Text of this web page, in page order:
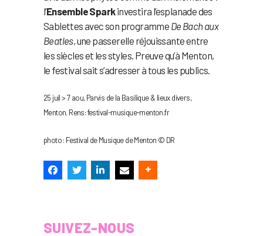
l’Ensemble Sparkinvestira l’esplanade des
Sablettes avec son programme De Bach aux
Beatles, une passerelle réjouissante entre
les siècles et les styles. Preuve qu’à Menton,
le festival sait s’adresser à tous les publics.
25 juil > 7 aou, Parvis de la Basilique & lieux divers,
Menton. Rens: festival-musique-menton.fr
photo : Festival de Musique de Menton © DR
SUIVEZ-NOUS